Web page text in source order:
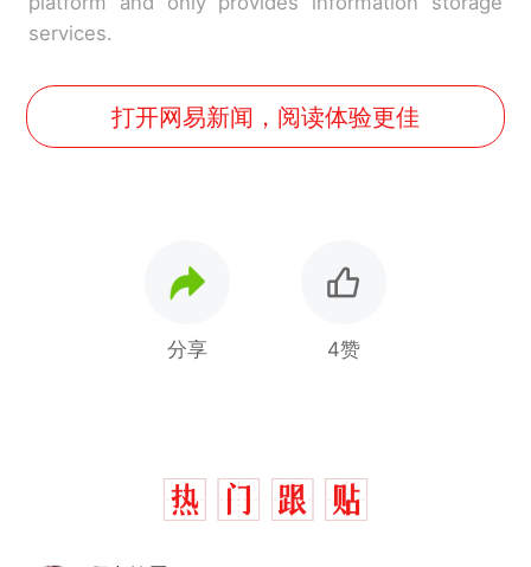
services.
打开网易新闻，阅读体验更佳
分享 4赞